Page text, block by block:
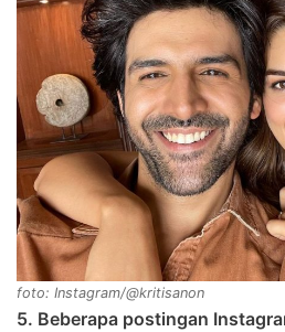
foto: Instagram/@kritisanon
5. Beberapa postingan